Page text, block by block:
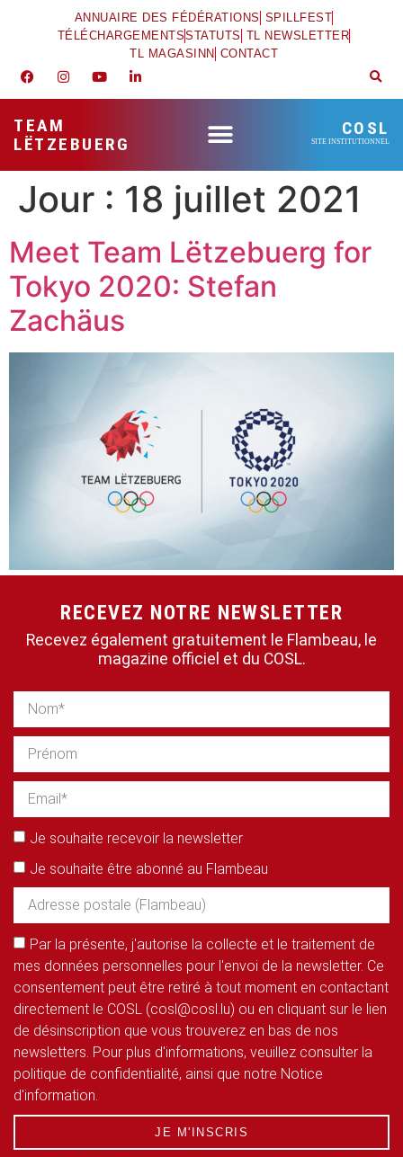
ANNUAIRE DES FÉDÉRATIONS SPILLFEST
TÉLÉCHARGEMENTSSTATUTS TL NEWSLETTER
TL MAGASINN CONTACT
TEAM
LËTZEBUERG
COSL
SITE INSTITUTIONNEL
Jour : 18 juillet 2021
Meet Team Lëtzebuerg for
Tokyo 2020: Stefan
Zachäus
RECEVEZ NOTRE NEWSLETTER
Recevez également gratuitement le Flambeau, le
magazine officiel et du COSL.
Je souhaite recevoir la newsletter
Je souhaite être abonné au Flambeau
Par la présente, j'autorise la collecte et le traitement de
mes données personnelles pour l'envoi de la newsletter. Ce
consentement peut être retiré à tout moment en contactant
directement le COSL (cosl@cosl.lu) ou en cliquant sur le lien
de désinscription que vous trouverez en bas de nos
newsletters. Pour plus d'informations, veuillez consulter la
politique de confidentialité, ainsi que notre Notice
d'information.
JE M'INSCRIS